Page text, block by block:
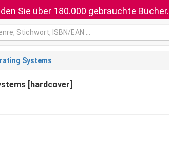
Sie über 180.000 gebrauchte Bücher.
Systems
[hardcover]